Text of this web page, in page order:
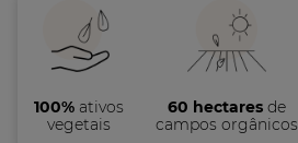
100%ativos
vegetais
60 hectares de
campos orgânicos